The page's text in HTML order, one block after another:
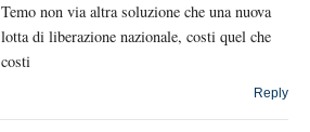
Temo non via altra soluzione che una nuova
lotta di liberazione nazionale, costi quel che
costi
Reply